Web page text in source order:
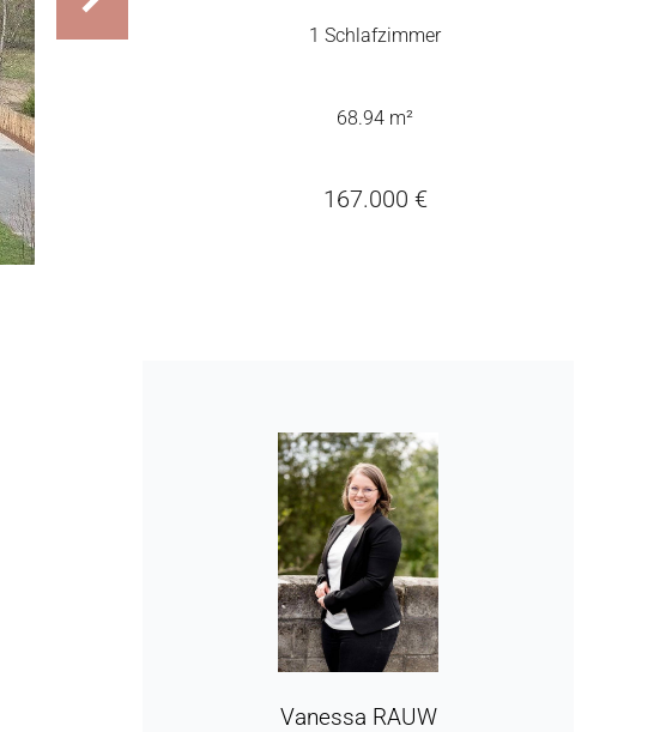
1 Schlafzimmer
68.94 m²
167.000 €
Vanessa RAUW